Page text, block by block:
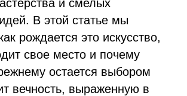
и смелых
В этой статье мы
рождается это искусство,
свое место и почему
остается выбором
вечность, выраженную в